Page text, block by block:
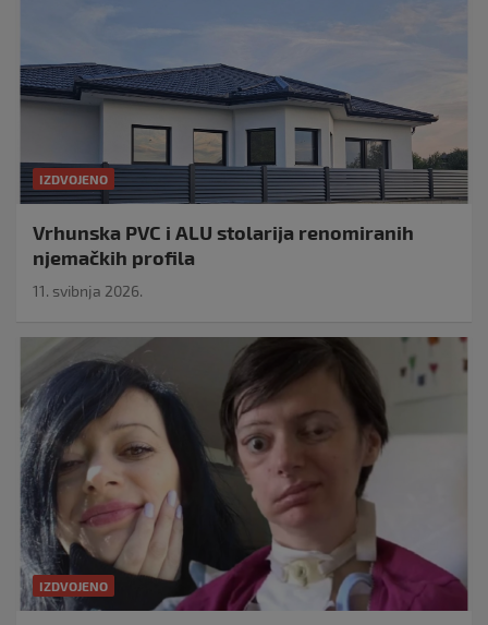
IZDVOJENO
Vrhunska PVC i ALU stolarija renomiranih
njemačkih profila
11. svibnja 2026.
IZDVOJENO